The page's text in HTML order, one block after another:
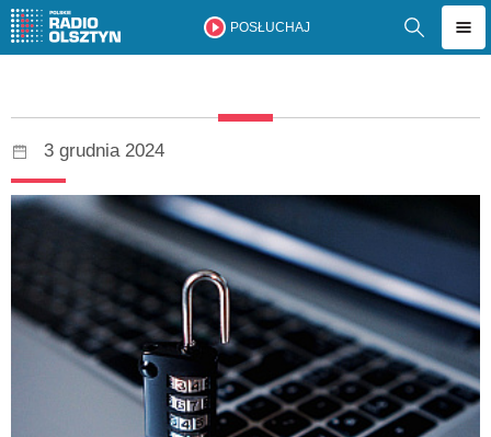
POSŁUCHAJ
3 grudnia 2024